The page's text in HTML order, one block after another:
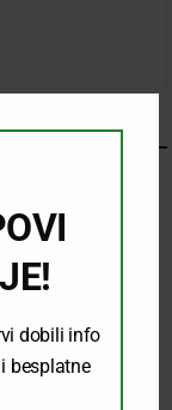
dobili info
besplatne